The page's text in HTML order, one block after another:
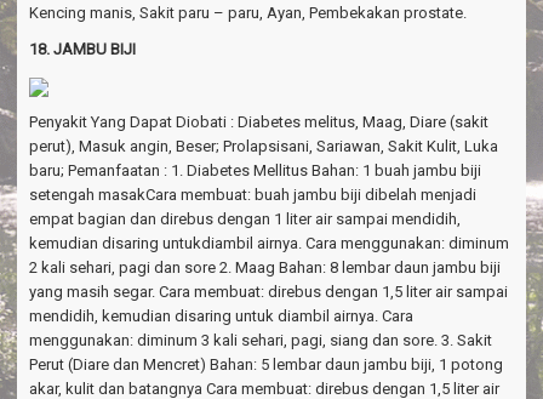
Kencing manis, Sakit paru – paru, Ayan, Pembekakan prostate.
18. JAMBU BIJI
Penyakit Yang Dapat Diobati : Diabetes melitus, Maag, Diare (sakit
perut), Masuk angin, Beser; Prolapsisani, Sariawan, Sakit Kulit, Luka
baru; Pemanfaatan : 1. Diabetes Mellitus Bahan: 1 buah jambu biji
setengah masakCara membuat: buah jambu biji dibelah menjadi
empat bagian dan direbus dengan 1 liter air sampai mendidih,
kemudian disaring untukdiambil airnya. Cara menggunakan: diminum
2 kali sehari, pagi dan sore 2. Maag Bahan: 8 lembar daun jambu biji
yang masih segar. Cara membuat: direbus dengan 1,5 liter air sampai
mendidih, kemudian disaring untuk diambil airnya. Cara
menggunakan: diminum 3 kali sehari, pagi, siang dan sore. 3. Sakit
Perut (Diare dan Mencret) Bahan: 5 lembar daun jambu biji, 1 potong
akar, kulit dan batangnya Cara membuat: direbus dengan 1,5 liter air